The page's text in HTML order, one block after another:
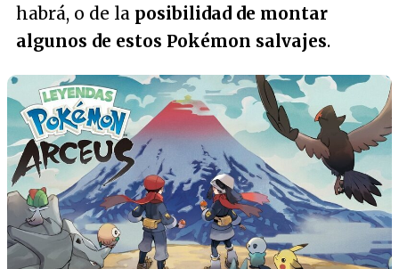
habrá, o de la posibilidad de montar
algunos de estos Pokémon salvajes.